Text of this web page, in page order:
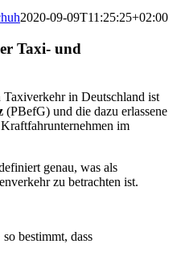
2020-09-09T11:25:25+02:00
Taxi- und
in Deutschland ist
(PBefG) und die dazu erlassene
im
genau, was als
zu betrachten ist.
bestimmt, dass